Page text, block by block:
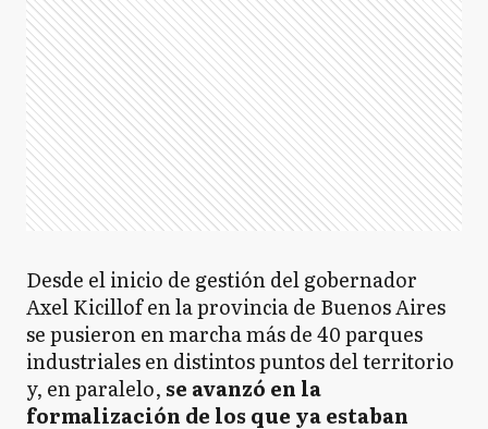
Desde el inicio de gestión del gobernador
Axel Kicillof en la provincia de Buenos Aires
se pusieron en marcha más de 40 parques
industriales en distintos puntos del territorio
y, en paralelo, se avanzó en la
formalización de los que ya estaban